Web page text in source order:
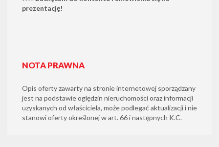
prezentację!
NOTA PRAWNA
Opis oferty zawarty na stronie internetowej sporządzany
jest na podstawie oględzin nieruchomości oraz informacji
uzyskanych od właściciela, może podlegać aktualizacji i nie
stanowi oferty określonej w art. 66 i następnych K.C.